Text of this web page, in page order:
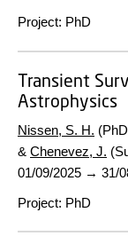
Project: PhD
Transient
Astrophysics
Nissen, S. H.
& Chenevez, J.
01/09/2025 → 31/
Project: PhD